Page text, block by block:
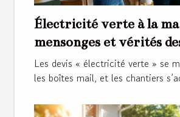
Électricité verte à la
mensonges et vérités
installations récentes
Les devis « électricité verte » se
les boîtes mail, et les chantiers